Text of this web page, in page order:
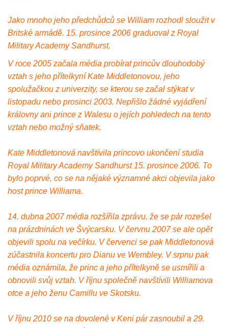
Jako mnoho jeho předchůdců se William rozhodl sloužit v
Britské armádě. 15. prosince 2006 graduoval z Royal
Military Academy Sandhurst.
V roce 2005 začala média probírat princův dlouhodobý
vztah s jeho přítelkyní Kate Middletonovou, jeho
spolužačkou z univerzity, se kterou se začal stýkat v
listopadu nebo prosinci 2003. Nepřišlo žádné vyjádření
královny ani prince z Walesu o jejích pohledech na tento
vztah nebo možný sňatek.
Kate Middletonová navštívila princovo ukončení studia
Royal Military Academy Sandhurst 15. prosince 2006. To
bylo poprvé, co se na nějaké významné akci objevila jako
host prince Williama.
14. dubna 2007 média rozšířila zprávu, že se pár rozešel
na prázdninách ve Švýcarsku. V červnu 2007 se ale opět
objevili spolu na večírku. V červenci se pak Middletonová
zúčastnila koncertu pro Dianu ve Wembley. V srpnu pak
média oznámila, že princ a jeho přítelkyně se usmířili a
obnovili svůj vztah. V říjnu společně navštívili Williamova
otce a jeho ženu Camillu ve Skotsku.
V říjnu 2010 se na dovolené v Keni pár zasnoubil a 29.